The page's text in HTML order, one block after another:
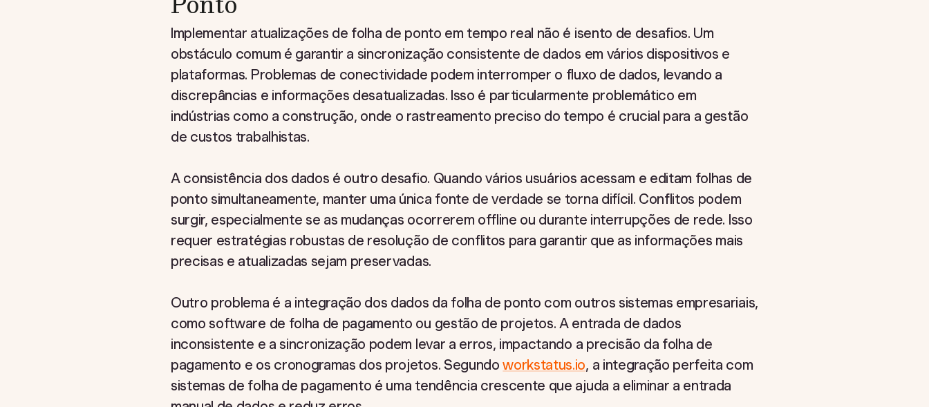
Implementar atualizações de folha de ponto em tempo real não é isento de desafios. Um
obstáculo comum é garantir a sincronização consistente de dados em vários dispositivos e
plataformas. Problemas de conectividade podem interromper o fluxo de dados, levando a
discrepâncias e informações desatualizadas. Isso é particularmente problemático em
indústrias como a construção, onde o rastreamento preciso do tempo é crucial para a gestão
de custos trabalhistas.
A consistência dos dados é outro desafio. Quando vários usuários acessam e editam folhas de
ponto simultaneamente, manter uma única fonte de verdade se torna difícil. Conflitos podem
surgir, especialmente se as mudanças ocorrerem offline ou durante interrupções de rede. Isso
requer estratégias robustas de resolução de conflitos para garantir que as informações mais
precisas e atualizadas sejam preservadas.
Outro problema é a integração dos dados da folha de ponto com outros sistemas empresariais,
como software de folha de pagamento ou gestão de projetos. A entrada de dados
inconsistente e a sincronização podem levar a erros, impactando a precisão da folha de
pagamento e os cronogramas dos projetos. Segundoworkstatus.io, a integração perfeita com
sistemas de folha de pagamento é uma tendência crescente que ajuda a eliminar a entrada